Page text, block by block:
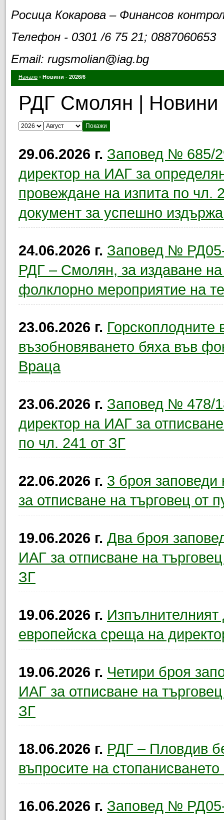
Росица Кокарова – Финансов
Телефон - 0301 /6 75 21; 0887060653
Email: rugsmolian@iag.bg
Начало › Новини - 2026/6
РДГ Смолян | Новини
Изберете година:Изберете месец:
29.06.2026 г. Заповед № 685/
директор на ИАГ за
провеждане на изпита по чл.
документ за успешно
24.06.2026 г. Заповед № РД05-
РДГ – Смолян, за издаване
фолклорно мероприятие на
23.06.2026 г. Горскоплодните
възобновяването бяха във
Враца
23.06.2026 г. Заповед № 478/
директор на ИАГ за
по чл. 241 от ЗГ
22.06.2026 г. 3 броя
за отписване на търговец от
19.06.2026 г. Два броя
ИАГ за отписване на
ЗГ
19.06.2026 г.
европейска среща на
19.06.2026 г. Четири броя
ИАГ за отписване на
ЗГ
18.06.2026 г. РДГ – Пловдив
въпросите на стопанисването
16.06.2026 г. Заповед № РД05-